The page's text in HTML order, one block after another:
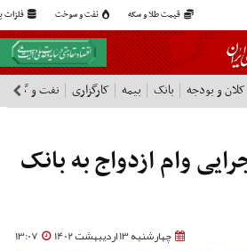
قیمت طلا و سکه نفت و سوخت فلزات
کلان و بودجه بانک بیمه کارگزاری نفت و گاز
وام ازدواج به بانک
چهارشنبه 13 اردیبهشت 1402 13:07